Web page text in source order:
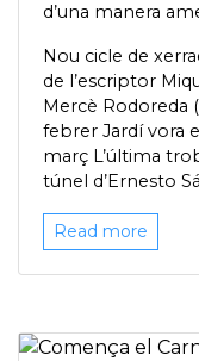
d’una manera
Nou cicle de
de l’escriptor
Mercè Rodoreda
febrer Jardí vora
març L’última
túnel d’Ernesto
Read more